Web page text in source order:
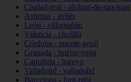
Ciudad-real - alcázar-de-san-juan
Asturias - avilés
León - villamañán
Valencia - chulilla
Córdoba - puente-genil
Granada - huétor-vega
Cantabria - bareyo
Valladolid - valladolid
Barcelona - font-rubí